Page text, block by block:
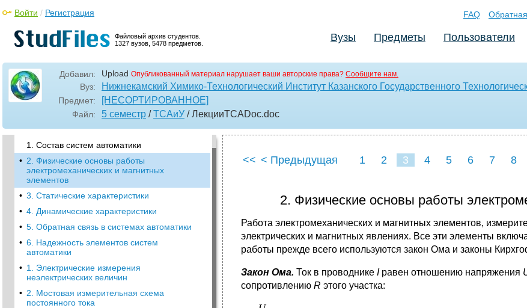
Файловый архив студентов.
1327 вузов, 5478 предметов.
Войти / Регистрация FAQ
Вузы Предметы Пользователи
Добавил: Upload Опубликованный материал нарушает ваши авторские права? Сообщите нам.
Вуз: Нижнекамский Химико-Технологический Институт Казанского Государственного
Предмет: [НЕСОРТИРОВАННОЕ]
Файл: 5 семестр /ТСАиУ / ЛекцииТСАDoc.doc
• Основные определения и понятия
предмета технические средства.
Классификация элементов систем
автоматики
1. Состав систем автоматики
• 2. Физические основы работы
электромеханических и магнитных
элементов
• 3. Статические характеристики
• 4. Динамические характеристики
• 5. Обратная связь в системах автоматики
• 6. Надежность элементов систем
автоматики
• 1. Электрические измерения
неэлектрических величин
• 2. Мостовая измерительная схема
постоянного тока
<< < Предыдущая 1 2 3 4 5 6 7 8
2. Физические основы работы
Работа электромеханических и магнитных элементов,
электрических и магнитных явлениях. Все эти элементы
работы прежде всего используются закон Ома и законы
Закон Ома. Ток в проводнике Iравен отношению напряжения
сопротивлению R этого участка: